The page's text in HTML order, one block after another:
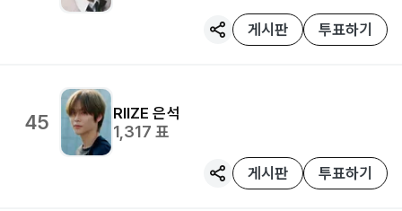
게시판 투표하기
45 RIIZE 은석
1,317 표
게시판 투표하기